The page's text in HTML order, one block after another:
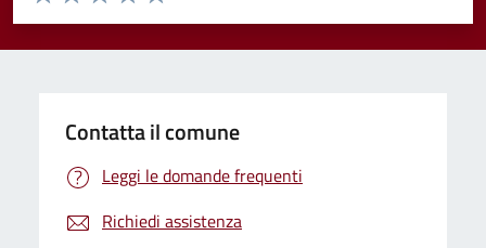
Valuta 5 stelle su 5
Valuta 4 stelle su 5
Valuta 3 stelle su 5
Valuta 2 stelle su 5
Valuta 1 stelle su 5
Contatta il comune
Leggi le domande frequenti
Richiedi assistenza